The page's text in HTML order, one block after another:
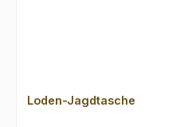
Loden-Jagdtasche